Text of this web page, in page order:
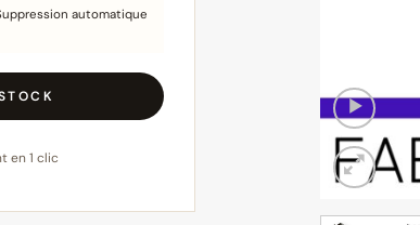
automatique
en 1 clic